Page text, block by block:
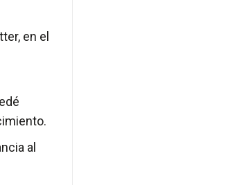
en el
al